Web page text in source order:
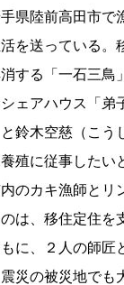
県陸前高田市
を送っている
する「一石三鳥
ェアハウス「
鈴木空慈（こう
殖に従事した
のカキ漁師とリ
は、移住定住
に、２人の師匠
災の被災地で